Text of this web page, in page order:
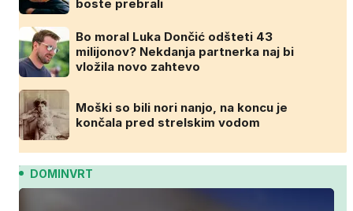
boste prebrali
Bo moral Luka Dončić odšteti 43
milijonov? Nekdanja partnerka naj bi
vložila novo zahtevo
Moški so bili nori nanjo, na koncu je
končala pred strelskim vodom
DOMINVRT